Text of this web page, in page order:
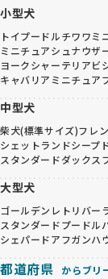
小型犬
トイプードルチワワミ
ミニチュアシュナウザ
ヨークシャーテリアビ
キャバリア ミニチュア
中型犬
柴犬(標準サイズ)フレ
シェットランドシープ
スタンダードダックス
大型犬
ゴールデンレトリバー
スタンダードプードル
シェパードアフガンハ
都道府県 からブリ